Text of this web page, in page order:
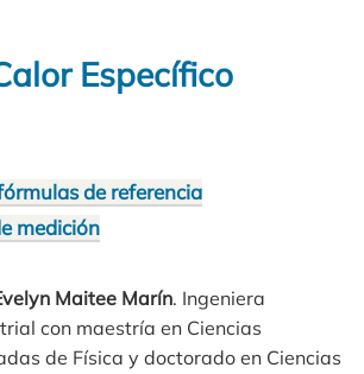
Específico
de referencia
medición
Maitee Marín. Ingeniera
con maestría en Ciencias
de Física y doctorado en Ciencias